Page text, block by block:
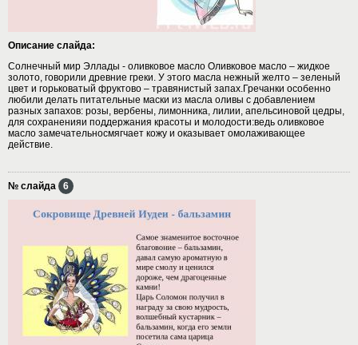
Описание слайда:
Солнечный мир Эллады - оливковое масло Оливковое масло – жидкое
золото, говорили древние греки. У этого масла нежный желто – зеленый
цвет и горьковатый фруктово – травянистый запах.Гречанки особенно
любили делать питательные маски из масла оливы с добавлением
разных запахов: розы, вербены, лимонника, лилии, апельсиновой цедры,
для сохраненияи поддержания красоты и молодости:ведь оливковое
масло замечательносмягчает кожу и оказывает омолаживающее
действие.
№ слайда 6